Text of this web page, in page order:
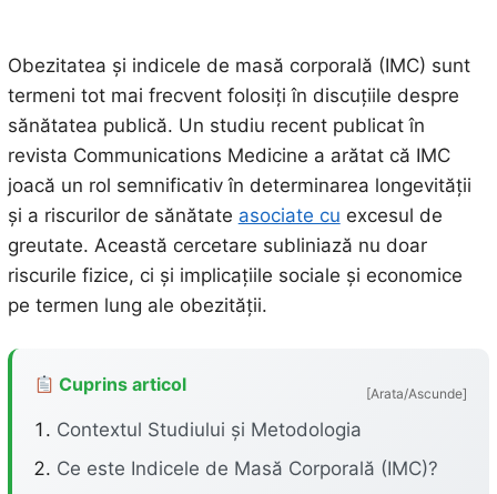
Obezitatea și indicele de masă corporală (IMC) sunt
termeni tot mai frecvent folosiți în discuțiile despre
sănătatea publică. Un studiu recent publicat în
revista Communications Medicine a arătat că IMC
joacă un rol semnificativ în determinarea longevității
și a riscurilor de sănătate asociate cu excesul de
greutate. Această cercetare subliniază nu doar
riscurile fizice, ci și implicațiile sociale și economice
pe termen lung ale obezității.
Cuprins articol [Arata/Ascunde]
Contextul Studiului și Metodologia
Ce este Indicele de Masă Corporală (IMC)?